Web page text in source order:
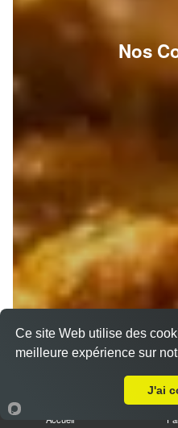
Nos
Accueil
Ce site Web utilise des
meilleure expérience sur
J'ai